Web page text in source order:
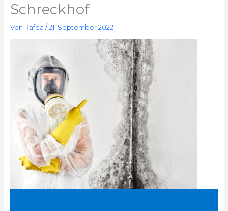
Schreckhof
Von Rafea /21. September 2022